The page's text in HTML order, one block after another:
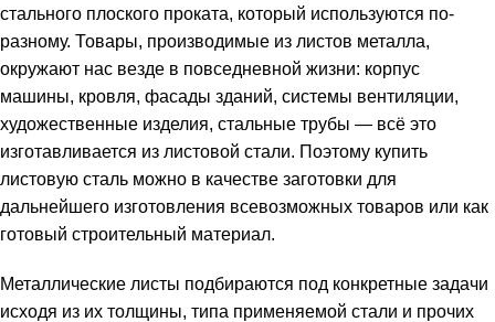
стального плоского проката, который используются по-
разному. Товары, производимые из листов металла,
окружают нас везде в повседневной жизни: корпус
машины, кровля, фасады зданий, системы вентиляции,
художественные изделия, стальные трубы — всё это
изготавливается из листовой стали. Поэтому купить
листовую сталь можно в качестве заготовки для
дальнейшего изготовления всевозможных товаров или как
готовый строительный материал.
Металлические листы подбираются под конкретные задачи
исходя из их толщины, типа применяемой стали и прочих